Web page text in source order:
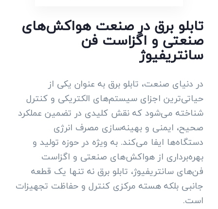
تابلو برق در صنعت هواکش‌های
صنعتی و اگزاست فن
سانتریفیوژ
در دنیای صنعت، تابلو برق به عنوان یکی از
حیاتی‌ترین اجزای سیستم‌های الکتریکی و کنترل
شناخته می‌شود که نقش کلیدی در تضمین عملکرد
صحیح، ایمنی و بهینه‌سازی مصرف انرژی
دستگاه‌ها ایفا می‌کند. به ویژه در حوزه تولید و
بهره‌برداری از هواکش‌های صنعتی و اگزاست
فن‌های سانتریفیوژ، تابلو برق نه تنها یک قطعه
جانبی بلکه هسته مرکزی کنترل و حفاظت تجهیزات
است.